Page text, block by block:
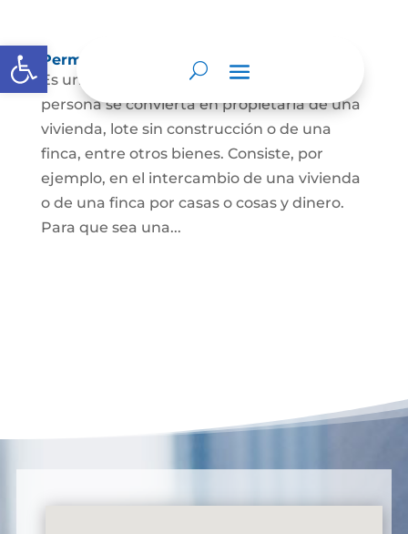
Abrir barra de herramientas
Permuta de Inmuebles
Es uno de los contratos para que una
persona se convierta en propietaria de una
vivienda, lote sin construcción o de una
finca, entre otros bienes. Consiste, por
ejemplo, en el intercambio de una vivienda
o de una finca por casas o cosas y dinero.
Para que sea una...